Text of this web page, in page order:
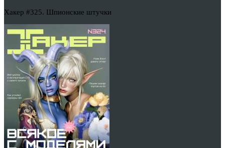
Хакер #325. Шпионские штучки